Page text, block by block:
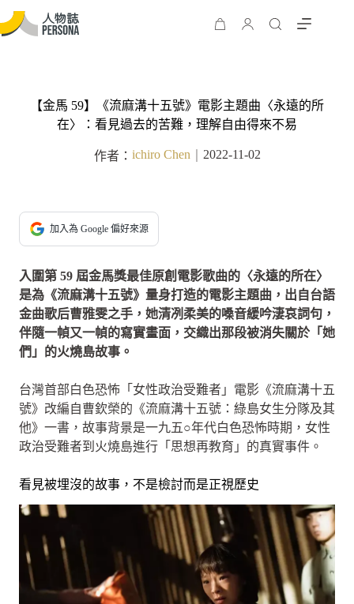
【金馬 59】《流麻溝十五號》電影主題曲〈永遠的所
在〉：看見過去的苦難，理解自由得來不易
作者： ichiro Chen｜ 2022-11-02
加入為 Google 偏好來源
入圍第 59 屆金馬獎最佳原創電影歌曲的〈永遠的所在〉
是為《流麻溝十五號》量身打造的電影主題曲，出自台語
金曲歌后曹雅雯之手，她清冽柔美的嗓音緩吟淒哀詞句，
伴隨一幀又一幀的寫實畫面，交織出那段被消失關於「她
們」的火燒島故事。
台灣首部白色恐怖「女性政治受難者」電影《流麻溝十五
號》改編自曹欽榮的《流麻溝十五號：綠島女生分隊及其
他》一書，故事背景是一九五○年代白色恐怖時期，女性
政治受難者到火燒島進行「思想再教育」的真實事件。
看見被埋沒的故事，不是檢討而是正視歷史